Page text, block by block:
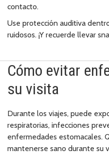
contacto.
Use protección auditiva
ruidosos. ¡Y recuerde llevar
Cómo evitar
su visita
Durante los viajes, puede
respiratorias, infecciones
enfermedades estomacales.
mantenerse sano durante su